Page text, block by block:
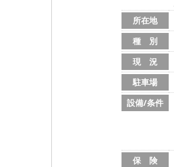
所在地
種 別
現 況
駐車場
設備/条件
保 険